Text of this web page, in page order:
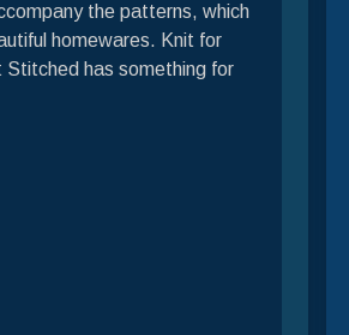
the patterns, which
homewares. Knit for
has something for